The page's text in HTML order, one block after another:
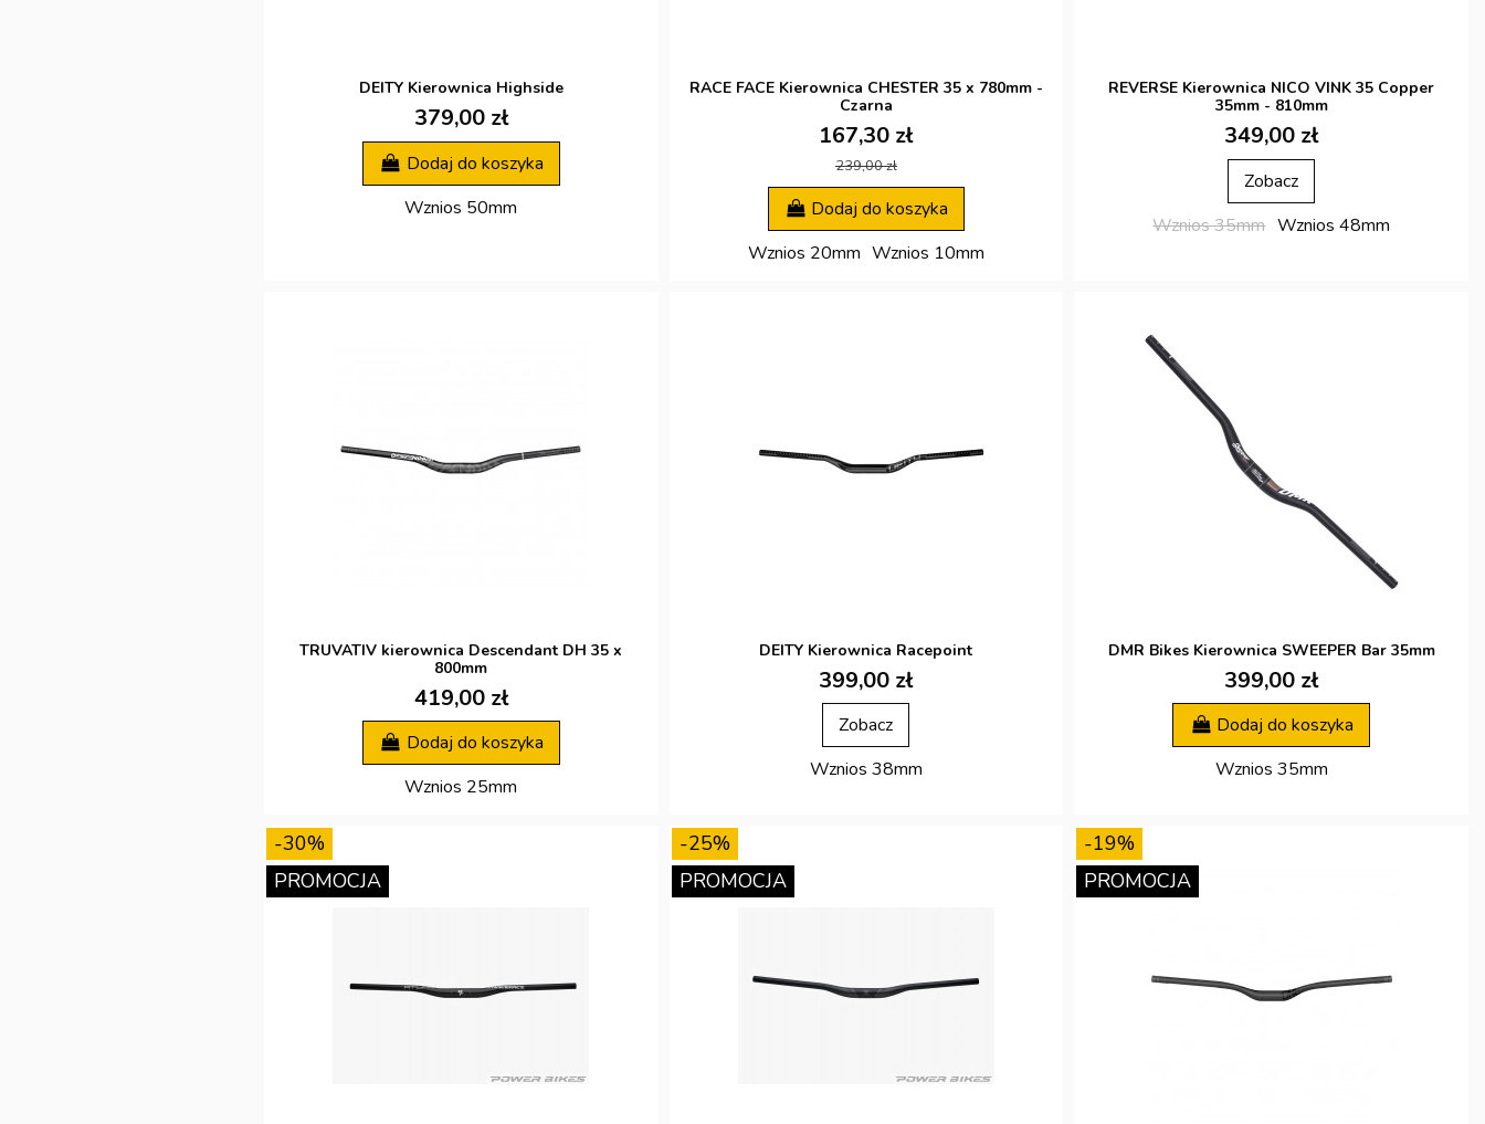
DEITY Kierownica Highside
379,00 zł
Dodaj do koszyka
Wznios 50mm
RACE FACE Kierownica CHESTER 35 x 780mm -
Czarna
167,30 zł
239,00 zł
Dodaj do koszyka
Wznios 20mm Wznios 10mm
REVERSE Kierownica NICO VINK 35 Copper
35mm - 810mm
349,00 zł
Zobacz
Wznios 35mm Wznios 48mm
TRUVATIV kierownica Descendant DH 35 x
800mm
419,00 zł
Dodaj do koszyka
Wznios 25mm
DEITY Kierownica Racepoint
399,00 zł
Zobacz
Wznios 38mm
DMR Bikes Kierownica SWEEPER Bar 35mm
399,00 zł
Dodaj do koszyka
Wznios 35mm
-30%
PROMOCJA
-25%
PROMOCJA
-19%
PROMOCJA